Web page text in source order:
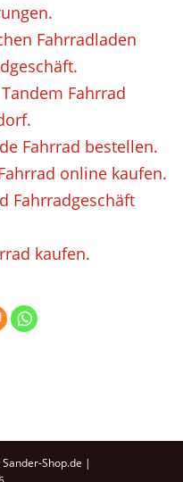
Fahrradladen
Fahrrad
Fahrrad bestellen.
online kaufen.
Fahrradgeschäft
kaufen.
Shop.de |